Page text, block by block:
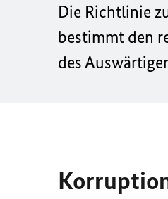
Die Richtlinie
bestimmt den
des